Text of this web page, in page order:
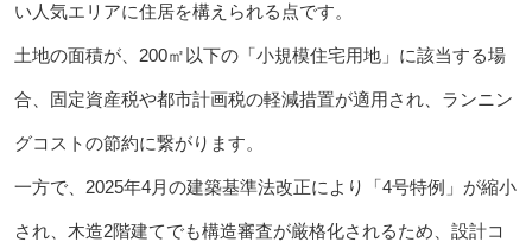
い人気エリアに住居を構えられる点です。
土地の面積が、200㎡以下の「小規模住宅用地」に該当する場
合、固定資産税や都市計画税の軽減措置が適用され、ランニン
グコストの節約に繋がります。
一方で、2025年4月の建築基準法改正により「4号特例」が縮小
され、木造2階建てでも構造審査が厳格化されるため、設計コ